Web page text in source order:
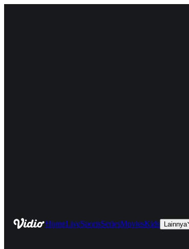
HomeLiveSportsSeriesMoviesKids Lainnya